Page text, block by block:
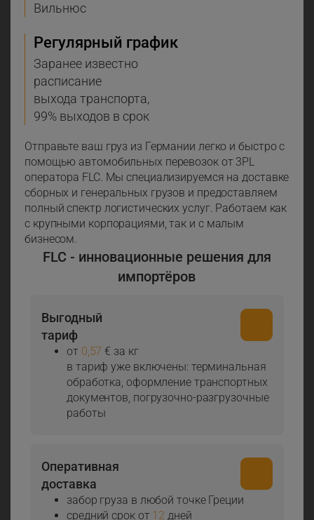
Вильнюс
Регулярный график
Заранее известно
расписание
выхода транспорта,
99% выходов в срок
Отправьте ваш груз из Германии легко и быстро с
помощью автомобильных перевозок от 3PL
оператора FLC. Мы специализируемся на доставке
сборных и генеральных грузов и предоставляем
полный спектр логистических услуг. Работаем как
с крупными корпорациями, так и с малым
бизнесом.
FLC - инновационные решения для
импортёров
Выгодный
тариф
от 0,57€ за кг
в тариф уже включены: терминальная
обработка, оформление транспортных
документов, погрузочно-разгрузочные
работы
Оперативная
доставка
забор груза в любой точке Греции
средний срок от 12 дней